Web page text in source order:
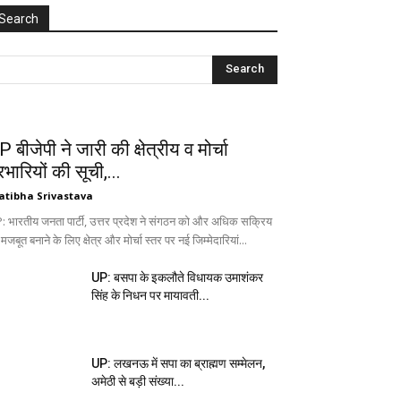
बीजेपी ने जारी की क्षेत्रीय व मोर्चा
की सूची,...
Srivastava
भारतीय जनता पार्टी, उत्तर प्रदेश ने संगठन को और अधिक सक्रिय
बनाने के लिए क्षेत्र और मोर्चा स्तर पर नई जिम्मेदारियां...
UP: बसपा के इकलौते विधायक उमाशंकर
सिंह के निधन पर मायावती...
UP: लखनऊ में सपा का ब्राह्मण सम्मेलन,
अमेठी से बड़ी संख्या...